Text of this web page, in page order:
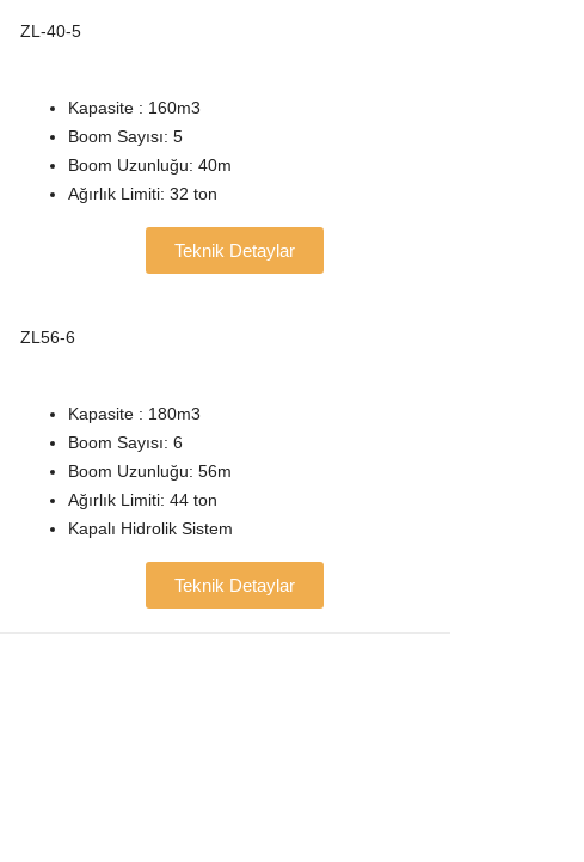
ZL-40-5
Kapasite : 160m3
Boom Sayısı: 5
Boom Uzunluğu: 40m
Ağırlık Limiti: 32 ton
Teknik Detaylar
ZL56-6
Kapasite : 180m3
Boom Sayısı: 6
Boom Uzunluğu: 56m
Ağırlık Limiti: 44 ton
Kapalı Hidrolik Sistem
Teknik Detaylar